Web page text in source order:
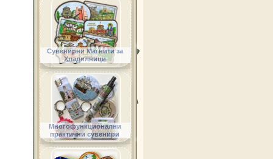
Сувенирни Магнити за
Хладилници
Многофункционални
практични сувенири